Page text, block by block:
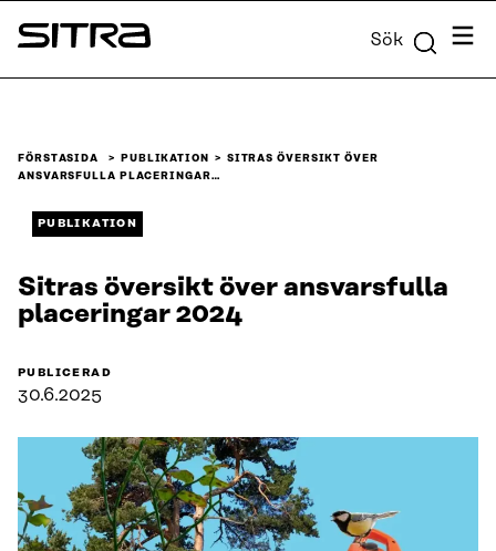
Skip to
content
Sitra Sök Meny
FÖRSTASIDA PUBLIKATION
SITRAS ÖVERSIKT ÖVER
ANSVARSFULLA PLACERINGAR…
PUBLIKATION
Sitras översikt över ansvarsfulla
placeringar 2024
PUBLICERAD
30.6.2025